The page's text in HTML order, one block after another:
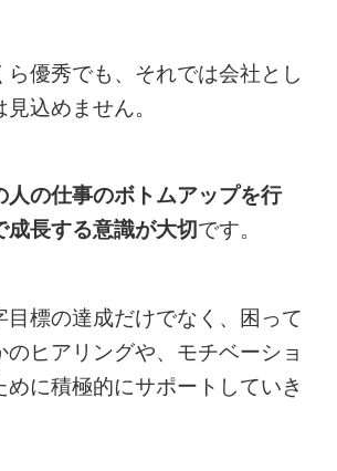
ら優秀でも、それでは会社とし
込めません。
人の仕事のボトムアップを行
成長する意識が大切です。
目標の達成だけでなく、困って
のヒアリングや、モチベーショ
めに積極的にサポートしていき